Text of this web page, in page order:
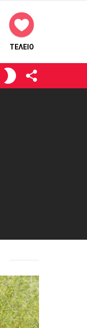
ΤΕΛΕΙΟ
ΑΝΑΖΉΤΗΣΗΕΝΕΡΓΟΠΟΙΉΣΤΕ
ΤΟ
ΔΈΡΜΑ